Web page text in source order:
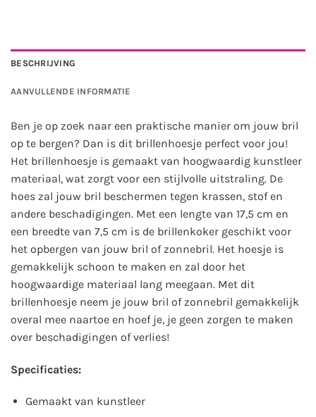
BESCHRIJVING
AANVULLENDE INFORMATIE
Ben je op zoek naar een praktische manier om jouw bril
op te bergen? Dan is dit brillenhoesje perfect voor jou!
Het brillenhoesje is gemaakt van hoogwaardig kunstleer
materiaal, wat zorgt voor een stijlvolle uitstraling. De
hoes zal jouw bril beschermen tegen krassen, stof en
andere beschadigingen. Met een lengte van 17,5 cm en
een breedte van 7,5 cm is de brillenkoker geschikt voor
het opbergen van jouw bril of zonnebril. Het hoesje is
gemakkelijk schoon te maken en zal door het
hoogwaardige materiaal lang meegaan. Met dit
brillenhoesje neem je jouw bril of zonnebril gemakkelijk
overal mee naartoe en hoef je, je geen zorgen te maken
over beschadigingen of verlies!
Specificaties:
Gemaakt van kunstleer